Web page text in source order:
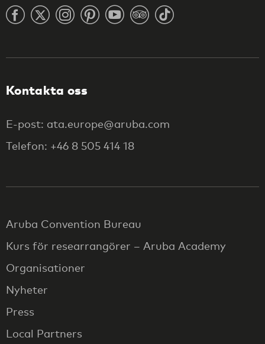
Kontakta oss
E-post: ata.europe@aruba.com
Telefon: +46 8 505 414 18
Aruba Convention Bureau
Kurs för researrangörer – Aruba Academy
Organisationer
Nyheter
Press
Local Partners